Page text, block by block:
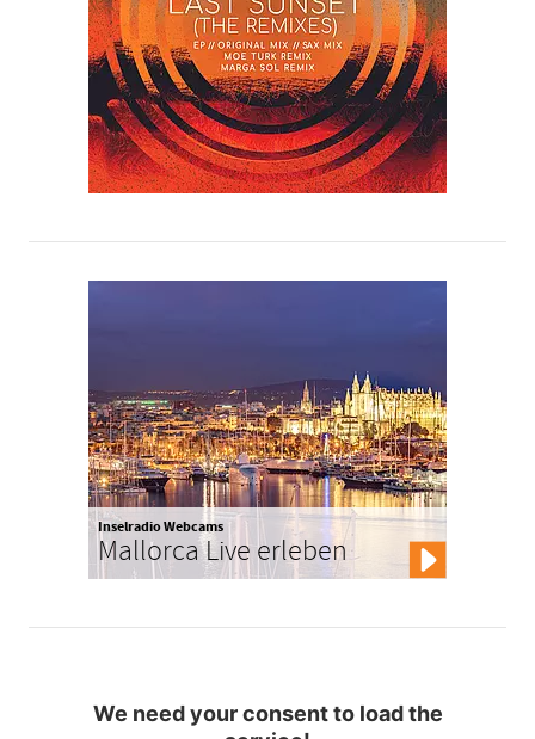
Inselradio Webcams
Mallorca Live erleben
We need your consent to load the